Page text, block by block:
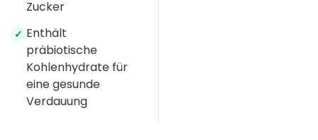
Zucker
✓ Enthält
präbiotische
Kohlenhydrate für
eine gesunde
Verdauung